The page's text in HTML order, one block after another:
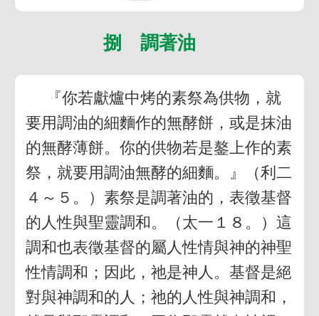
捌 調著油
『你若獻爐中烤的素祭為供物，就
要用調油的細麵作的無酵餅，或是抹油
的無酵薄餅。你的供物若是鏊上作的素
祭，就要用調油無酵的細麵。』（利二
４～５。）素祭是調著油的，表徵基督
的人性與聖靈調和。（太一１８。）這
調和也表徵基督的屬人性情與神的神聖
性情調和；因此，祂是神人。基督是絕
對與神調和的人；祂的人性與神調和，